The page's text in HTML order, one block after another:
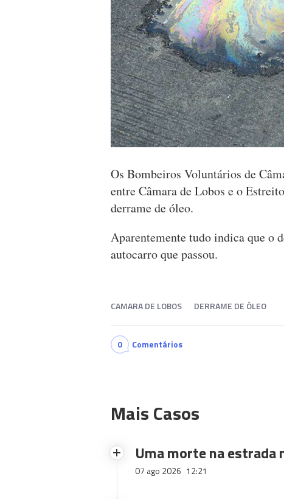
Os Bombeiros Voluntários de
entre Câmara de Lobos e o
derrame de óleo.
Aparentemente tudo indica que o
autocarro que passou.
CAMARA DE LOBOS DERRAME DE ÓLEO
0 Comentários
Mais Casos
Uma morte na estrada
07 ago 2026 12:21